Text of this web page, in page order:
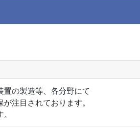
の製造等、各分野にて
注目されております。